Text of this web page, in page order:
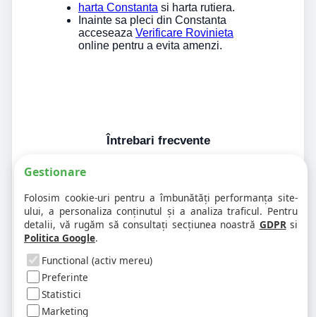
harta Constanta si harta rutiera.
Inainte sa pleci din Constanta
acceseaza Verificare Rovinieta
online pentru a evita amenzi.
Întrebari frecvente
funcție de numar?
2. Pot exista mai multe coduri postale
pe aceeasi strada?
3. Cum gasesc rapid codul postal
pentru alta strada sau alt oras?
Gestionare
Folosim cookie-uri pentru a îmbunătăți performanța site-
ului, a personaliza conținutul și a analiza traficul. Pentru
detalii, vă rugăm să consultați secțiunea noastră GDPRsi
Politica Google.
Functional (activ mereu)
Preferinte
Statistici
Marketing